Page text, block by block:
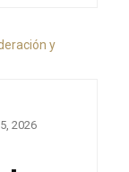
2026